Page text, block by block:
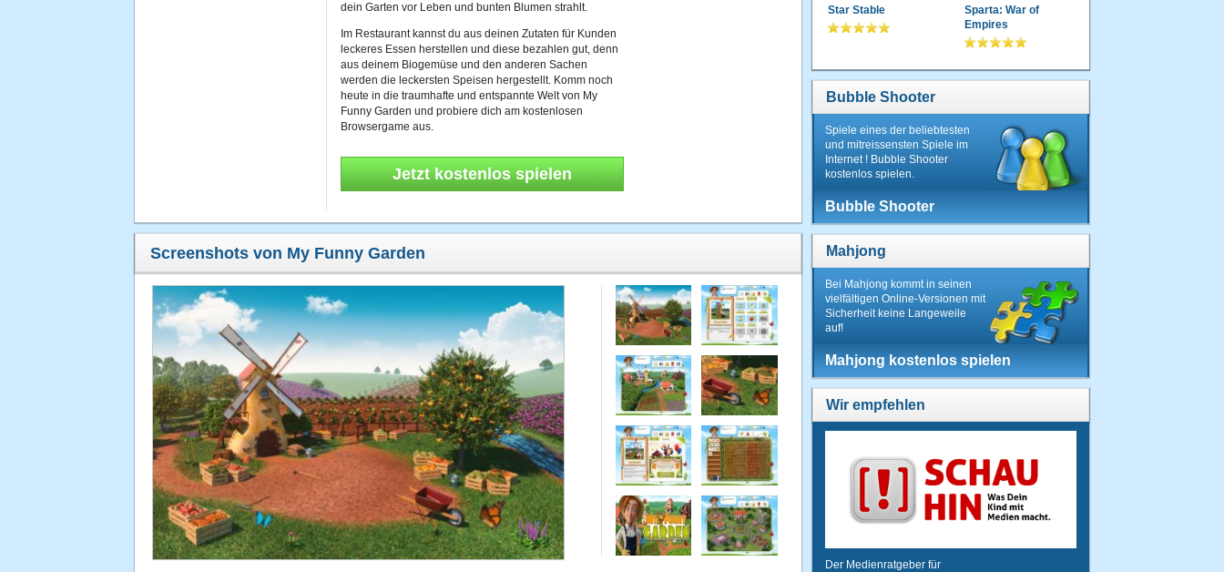
dein Garten vor Leben und bunten Blumen strahlt.
Im Restaurant kannst du aus deinen Zutaten für Kunden
leckeres Essen herstellen und diese bezahlen gut, denn
aus deinem Biogemüse und den anderen Sachen
werden die leckersten Speisen hergestellt. Komm noch
heute in die traumhafte und entspannte Welt von My
Funny Garden und probiere dich am kostenlosen
Browsergame aus.
Jetzt kostenlos spielen
Screenshots von My Funny Garden
Star Stable
Sparta: War of
Empires
Bubble Shooter
Spiele eines der beliebtesten
und mitreissensten Spiele im
Internet ! Bubble Shooter
kostenlos spielen.
Bubble Shooter
Mahjong
Bei Mahjong kommt in seinen
vielfältigen Online-Versionen mit
Sicherheit keine Langeweile
auf!
Mahjong kostenlos spielen
Wir empfehlen
Der Medienratgeber für